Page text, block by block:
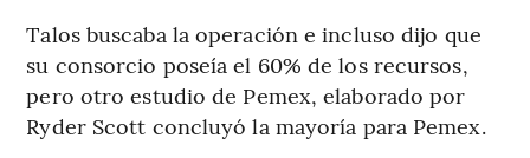
Talos buscaba la operación e incluso dijo que
su consorcio poseía el 60% de los recursos,
pero otro estudio de Pemex, elaborado por
Ryder Scott concluyó la mayoría para Pemex.